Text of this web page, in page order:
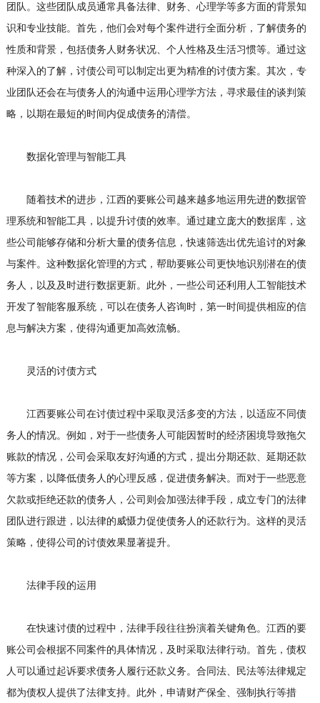
团队。这些团队成员通常具备法律、财务、心理学等多方面的背景知
识和专业技能。首先，他们会对每个案件进行全面分析，了解债务的
性质和背景，包括债务人财务状况、个人性格及生活习惯等。通过这
种深入的了解， 讨债公司 可以制定出更为精准的讨债方案。其次，专
业团队还会在与债务人的沟通中运用心理学方法，寻求最佳的谈判策
略，以期在最短的时间内促成债务的清偿。
数据化管理与智能工具
随着技术的进步，江西的要账公司越来越多地运用先进的数据管
理系统和智能工具，以提升讨债的效率。通过建立庞大的数据库，这
些公司能够存储和分析大量的债务信息，快速筛选出优先追讨的对象
与案件。这种数据化管理的方式，帮助要账公司更快地识别潜在的债
务人，以及及时进行数据更新。此外，一些公司还利用人工智能技术
开发了智能客服系统，可以在债务人咨询时，第一时间提供相应的信
息与解决方案，使得沟通更加高效流畅。
灵活的讨债方式
江西要账公司在讨债过程中采取灵活多变的方法，以适应不同债
务人的情况。例如，对于一些债务人可能因暂时的经济困境导致拖欠
账款的情况，公司会采取友好沟通的方式，提出分期还款、延期还款
等方案，以降低债务人的心理反感，促进债务解决。而对于一些恶意
欠款或拒绝还款的债务人，公司则会加强法律手段，成立专门的法律
团队进行跟进，以法律的威慑力促使债务人的还款行为。这样的灵活
策略，使得公司的讨债效果显著提升。
法律手段的运用
在快速讨债的过程中，法律手段往往扮演着关键角色。江西的要
账公司会根据不同案件的具体情况，及时采取法律行动。首先，债权
人可以通过起诉要求债务人履行还款义务。合同法、民法等法律规定
都为债权人提供了法律支持。此外，申请财产保全、强制执行等措